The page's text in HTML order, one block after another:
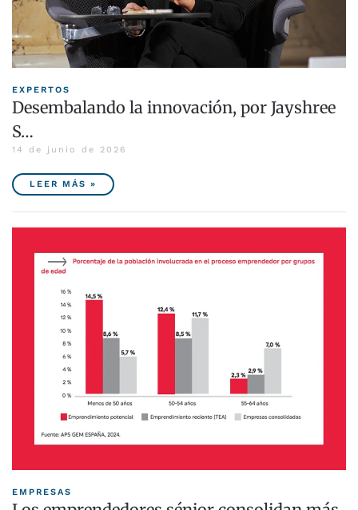
EXPERTOS
Desembalando la innovación, por Jayshree
S…
14 de junio de 2026
LEER MÁS »
EMPRESAS